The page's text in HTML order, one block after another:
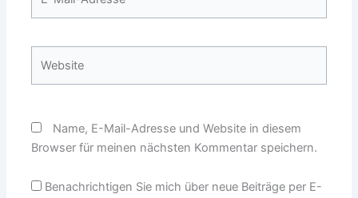
Mail-
Name, E-Mail-Adresse und Website in diesem
Browser für meinen nächsten Kommentar speichern.
Benachrichtigen Sie mich über neue Beiträge per E-